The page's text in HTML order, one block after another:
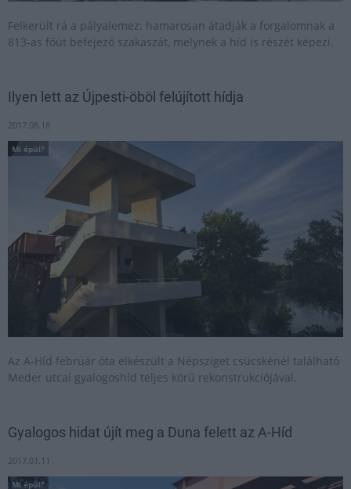
Felkerült rá a pályalemez: hamarosan átadják a forgalomnak a
813-as főút befejező szakaszát, melynek a híd is részét képezi.
Ilyen lett az Újpesti-öböl felújított hídja
2017.08.18
Mi épül?
Az A-Híd február óta elkészült a Népsziget csücskénél található
Meder utcai gyalogoshíd teljes körű rekonstrukciójával.
Gyalogos hidat újít meg a Duna felett az A-Híd
2017.01.11
Mi épül?